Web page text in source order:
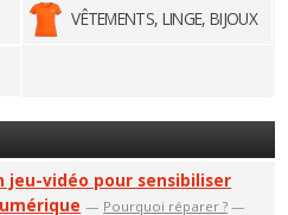
VÊTEMENTS, LINGE, BIJOUX
jeu-vidéo pour sensibiliser
— Pourquoi réparer ? —